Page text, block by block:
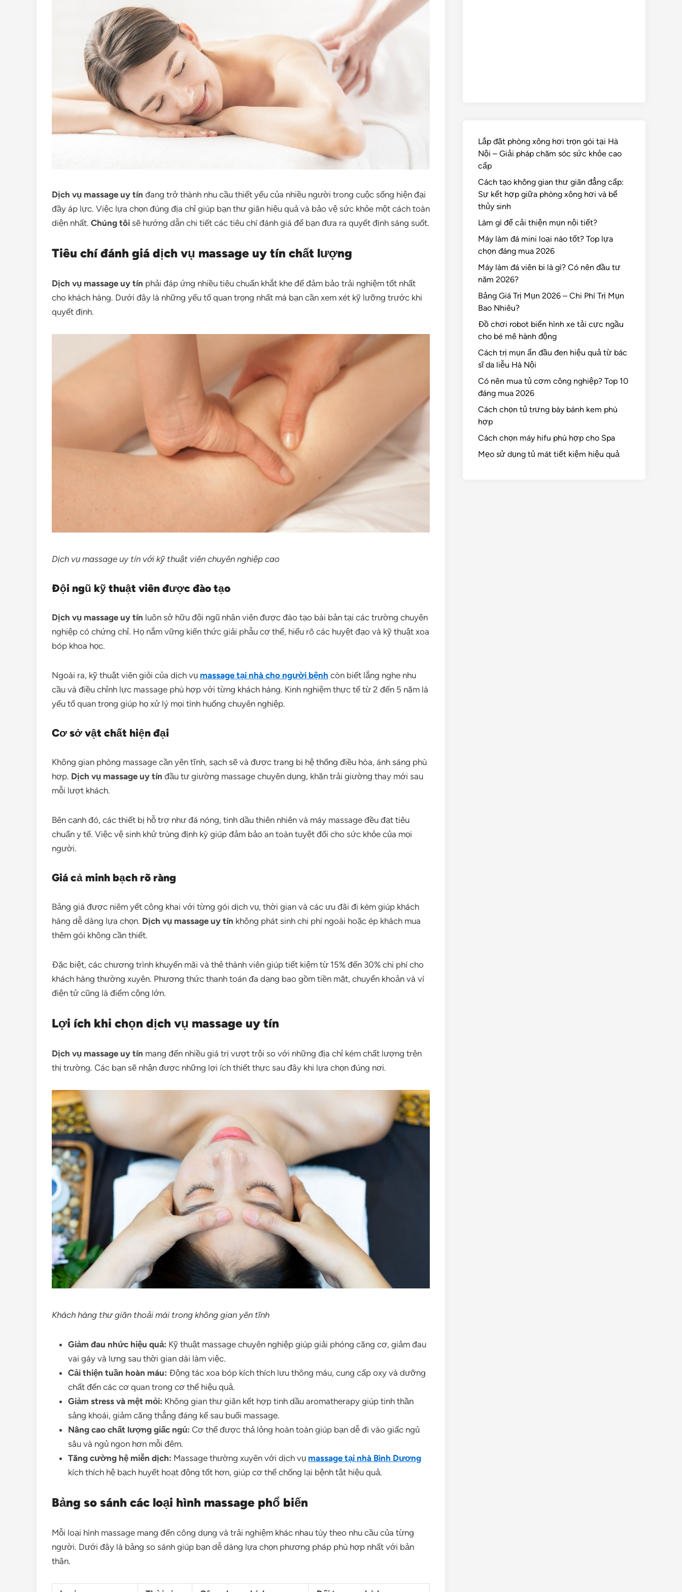
Dịch vụ massage uy tín đang trở thành nhu cầu thiết yếu của nhiều người trong cuộc sống hiện đại
đầy áp lực. Việc lựa chọn đúng địa chỉ giúp bạn thư giãn hiệu quả và bảo vệ sức khỏe một cách toàn
diện nhất. Chúng tôi sẽ hướng dẫn chi tiết các tiêu chí đánh giá để bạn đưa ra quyết định sáng suốt.
Tiêu chí đánh giá dịch vụ massage uy tín chất lượng
Dịch vụ massage uy tín phải đáp ứng nhiều tiêu chuẩn khắt khe để đảm bảo trải nghiệm tốt nhất
cho khách hàng. Dưới đây là những yếu tố quan trọng nhất mà bạn cần xem xét kỹ lưỡng trước khi
quyết định.
Dịch vụ massage uy tín với kỹ thuật viên chuyên nghiệp cao
Đội ngũ kỹ thuật viên được đào tạo
Dịch vụ massage uy tín luôn sở hữu đội ngũ nhân viên được đào tạo bài bản tại các trường chuyên
nghiệp có chứng chỉ. Họ nắm vững kiến thức giải phẫu cơ thể, hiểu rõ các huyệt đạo và kỹ thuật xoa
bóp khoa học.
Ngoài ra, kỹ thuật viên giỏi của dịch vụ massage tại nhà cho người bệnh còn biết lắng nghe nhu
cầu và điều chỉnh lực massage phù hợp với từng khách hàng. Kinh nghiệm thực tế từ 2 đến 5 năm là
yếu tố quan trọng giúp họ xử lý mọi tình huống chuyên nghiệp.
Cơ sở vật chất hiện đại
Không gian phòng massage cần yên tĩnh, sạch sẽ và được trang bị hệ thống điều hòa, ánh sáng phù
hợp. Dịch vụ massage uy tín đầu tư giường massage chuyên dụng, khăn trải giường thay mới sau
mỗi lượt khách.
Bên cạnh đó, các thiết bị hỗ trợ như đá nóng, tinh dầu thiên nhiên và máy massage đều đạt tiêu
chuẩn y tế. Việc vệ sinh khử trùng định kỳ giúp đảm bảo an toàn tuyệt đối cho sức khỏe của mọi
người.
Giá cả minh bạch rõ ràng
Bảng giá được niêm yết công khai với từng gói dịch vụ, thời gian và các ưu đãi đi kèm giúp khách
hàng dễ dàng lựa chọn. Dịch vụ massage uy tín không phát sinh chi phí ngoài hoặc ép khách mua
thêm gói không cần thiết.
Đặc biệt, các chương trình khuyến mãi và thẻ thành viên giúp tiết kiệm từ 15% đến 30% chi phí cho
khách hàng thường xuyên. Phương thức thanh toán đa dạng bao gồm tiền mặt, chuyển khoản và ví
điện tử cũng là điểm cộng lớn.
Lợi ích khi chọn dịch vụ massage uy tín
Dịch vụ massage uy tín mang đến nhiều giá trị vượt trội so với những địa chỉ kém chất lượng trên
thị trường. Các bạn sẽ nhận được những lợi ích thiết thực sau đây khi lựa chọn đúng nơi.
Khách hàng thư giãn thoải mái trong không gian yên tĩnh
Giảm đau nhức hiệu quả: Kỹ thuật massage chuyên nghiệp giúp giải phóng căng cơ, giảm đau
vai gáy và lưng sau thời gian dài làm việc.
Cải thiện tuần hoàn máu: Động tác xoa bóp kích thích lưu thông máu, cung cấp oxy và dưỡng
chất đến các cơ quan trong cơ thể hiệu quả.
Giảm stress và mệt mỏi: Không gian thư giãn kết hợp tinh dầu aromatherapy giúp tinh thần
sảng khoái, giảm căng thẳng đáng kể sau buổi massage.
Nâng cao chất lượng giấc ngủ: Cơ thể được thả lỏng hoàn toàn giúp bạn dễ đi vào giấc ngủ
sâu và ngủ ngon hơn mỗi đêm.
Tăng cường hệ miễn dịch: Massage thường xuyên với dịch vụ massage tại nhà Bình Dương
kích thích hệ bạch huyết hoạt động tốt hơn, giúp cơ thể chống lại bệnh tật hiệu quả.
Bảng so sánh các loại hình massage phổ biến
Mỗi loại hình massage mang đến công dụng và trải nghiệm khác nhau tùy theo nhu cầu của từng
người. Dưới đây là bảng so sánh giúp bạn dễ dàng lựa chọn phương pháp phù hợp nhất với bản
thân.
Lắp đặt phòng xông hơi trọn gói tại Hà
Nội – Giải pháp chăm sóc sức khỏe cao
cấp
Cách tạo không gian thư giãn đẳng cấp:
Sự kết hợp giữa phòng xông hơi và bể
thủy sinh
Làm gì để cải thiện mụn nội tiết?
Máy làm đá mini loại nào tốt? Top lựa
chọn đáng mua 2026
Máy làm đá viên bi là gì? Có nên đầu tư
năm 2026?
Bảng Giá Trị Mụn 2026 – Chi Phí Trị Mụn
Bao Nhiêu?
Đồ chơi robot biến hình xe tải cực ngầu
cho bé mê hành động
Cách trị mụn ẩn đầu đen hiệu quả từ bác
sĩ da liễu Hà Nội
Có nên mua tủ cơm công nghiệp? Top 10
đáng mua 2026
Cách chọn tủ trưng bày bánh kem phù
hợp
Cách chọn máy hifu phù hợp cho Spa
Mẹo sử dụng tủ mát tiết kiệm hiệu quả